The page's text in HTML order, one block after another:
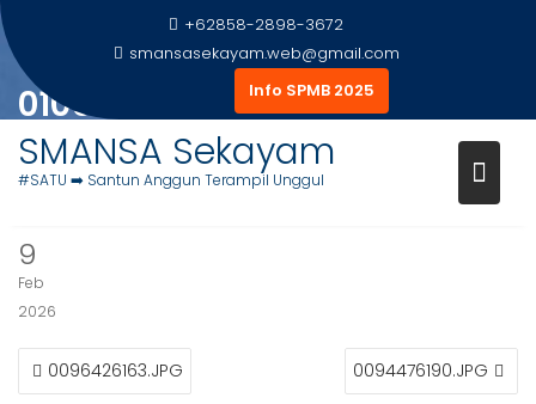
Skip
to
content
+62858-2898-3672
smansasekayam.web@gmail.com
Info SPMB 2025
SMANSA Sekayam
#SATU ➡️ Santun Anggun Terampil Unggul
0105829750.JPG
Home Foto Siswa 0105829750.JPG
9
Feb
2026
NAVIGASI
POS0096426163.JPG 0094476190.JPG